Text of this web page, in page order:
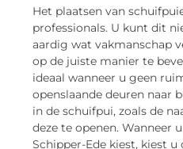
Het plaatsen van
professionals. U kunt dit
aardig wat vakmanschap
op de juiste manier te
ideaal wanneer u geen
openslaande deuren naar
in de schuifpui, zoals de
deze te openen. Wanneer
Schipper-Ede kiest, kiest u